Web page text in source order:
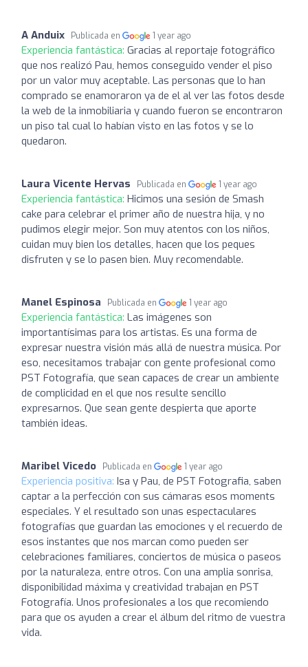
A Anduix Publicada en 1 year ago
Experiencia fantástica: Gracias al reportaje fotográfico
que nos realizó Pau, hemos conseguido vender el piso
por un valor muy aceptable. Las personas que lo han
comprado se enamoraron ya de el al ver las fotos desde
la web de la inmobiliaria y cuando fueron se encontraron
un piso tal cual lo habían visto en las fotos y se lo
quedaron.
Laura Vicente Hervas Publicada en 1 year ago
Experiencia fantástica: Hicimos una sesión de Smash
cake para celebrar el primer año de nuestra hija, y no
pudimos elegir mejor. Son muy atentos con los niños,
cuidan muy bien los detalles, hacen que los peques
disfruten y se lo pasen bien. Muy recomendable.
Manel Espinosa Publicada en 1 year ago
Experiencia fantástica: Las imágenes son
importantísimas para los artistas. Es una forma de
expresar nuestra visión más allá de nuestra música. Por
eso, necesitamos trabajar con gente profesional como
PST Fotografía, que sean capaces de crear un ambiente
de complicidad en el que nos resulte sencillo
expresarnos. Que sean gente despierta que aporte
también ideas.
Maribel Vicedo Publicada en 1 year ago
Experiencia positiva: Isa y Pau, de PST Fotografia, saben
captar a la perfección con sus cámaras esos moments
especiales. Y el resultado son unas espectaculares
fotografías que guardan las emociones y el recuerdo de
esos instantes que nos marcan como pueden ser
celebraciones familiares, conciertos de música o paseos
por la naturaleza, entre otros. Con una amplia sonrisa,
disponibilidad máxima y creatividad trabajan en PST
Fotografía. Unos profesionales a los que recomiendo
para que os ayuden a crear el álbum del ritmo de vuestra
vida.